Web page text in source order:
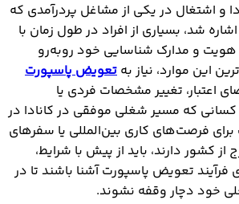
و اشتغال در یکی از مشاغل پردرآمدی که
شد، بسیاری از افراد در طول زمان با
هویت و مدارک شناسایی خود روبه‌رو
این موارد، نیاز به تعویض پاسپورت
اعتبار، تغییر مشخصات فردی یا
که مسیر شغلی موفقی در کانادا در
فرصت‌های کاری بین‌المللی یا سفرهای
کشور دارند، باید از پیش با شرایط،
فرآیند تعویض پاسپورت آشنا باشند تا در
خود دچار وقفه نشوند.